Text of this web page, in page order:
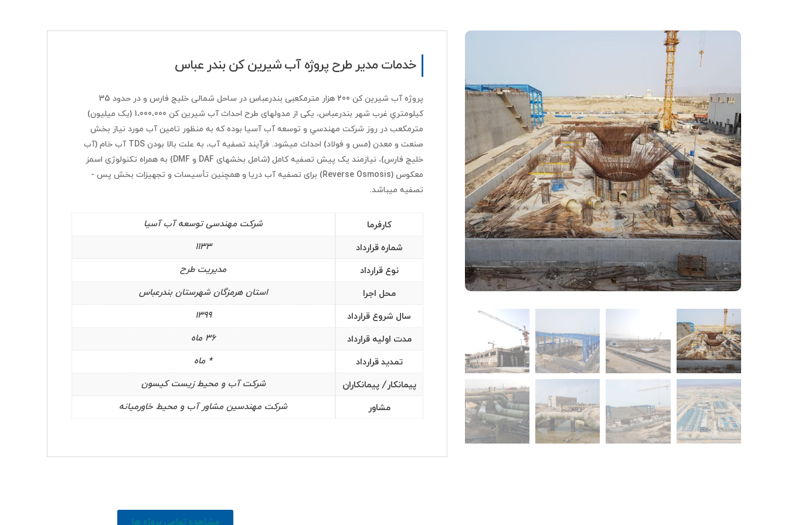
خدمات مدیر طرح پروژه آب شیرین کن بندر عباس
پروژه آب­ شیرین­ کن 200 هزار مترمکعبی بندرعباس در ساحل شمالی خلیج فارس و در حدود 35
كيلومتري غرب شهر بندرعباس، یکی از مدول­های طرح احداث آب­ شیرین­ کن 1،000،000 (یک میلیون)
مترمکعب در روز شرکت مهندسي و توسعه آب آسیا بوده که به منظور تامین آب مورد نیاز بخش
صنعت و معدن (مس و فولاد) احداث می­شود. فرآیند تصفیه آب، به علت بالا بودن TDS آب خام (آب
خلیج فارس)، نیازمند یک پیش ­تصفیه کامل (شامل بخش­های DAF و DMF) به همراه تکنولوژی اسمز
معکوس (Reverse Osmosis) برای تصفیه آب دریا و همچنین تأسیسات و تجهیزات بخش پس ­
تصفیه می­باشد.
کارفرما شرکت مهندسی توسعه آب آسیا
شماره قرارداد 1133
نوع قرارداد مدیریت طرح
محل اجرا استان هرمزگان شهرستان بندرعباس
سال شروع قرارداد 1399
مدت اولیه قرارداد 36 ماه
تمدید قرارداد * ماه
پیمانکار/ پیمانکاران شرکت آب و محیط زیست کیسون
مشاور شرکت مهندسین مشاور آب و محیط خاورمیانه
مشاهده تمامی پروژه ها
پرمان پویش
صفحه اصلی
پروژه ها
مدیران مجموعه
درباره ما
خدمات
گواهینامه ها و تقدیرنامه ها
اخبار
تماس با ما
مسیریابی
فرصت های شغلی
تهران-خیابان شیخ بهایی جنوبی-پایین تر از بزرگراه حکیم-بلوار آزادگان-
تلفن :8 – 88352570